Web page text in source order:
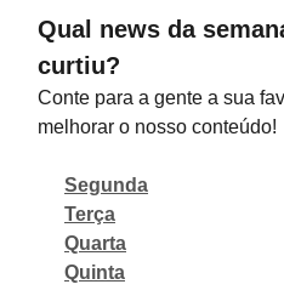
Qual news da
curtiu?
Conte para a gente a sua
melhorar o nosso conteúdo!
Segunda
Terça
Quarta
Quinta